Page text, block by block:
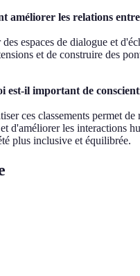
améliorer les relations
espaces de dialogue et
et de construire des
est-il important de
ces classements permet de
d'améliorer les interactions
plus inclusive et équilibrée.